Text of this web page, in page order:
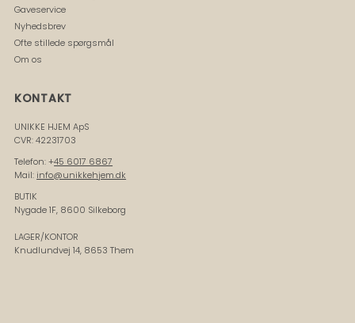
Gaveservice
Nyhedsbrev
Ofte stillede spørgsmål
Om os
KONTAKT
UNIKKE HJEM ApS
CVR: 42231703
Telefon: +45 6017 6867
Mail: info@unikkehjem.dk
BUTIK
Nygade 1F, 8600 Silkeborg
LAGER/KONTOR
Knudlundvej 14, 8653 Them